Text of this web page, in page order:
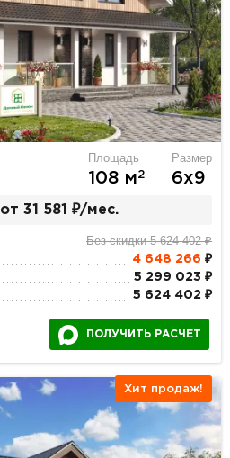
Площадь
108 м2
Размер
6х9
от 31 581 ₽/мес.
Без скидки 5 624 402 ₽
4 648 266 ₽
5 299 023 ₽
5 624 402 ₽
ПОЛУЧИТЬ РАСЧЕТ
Хит продаж!